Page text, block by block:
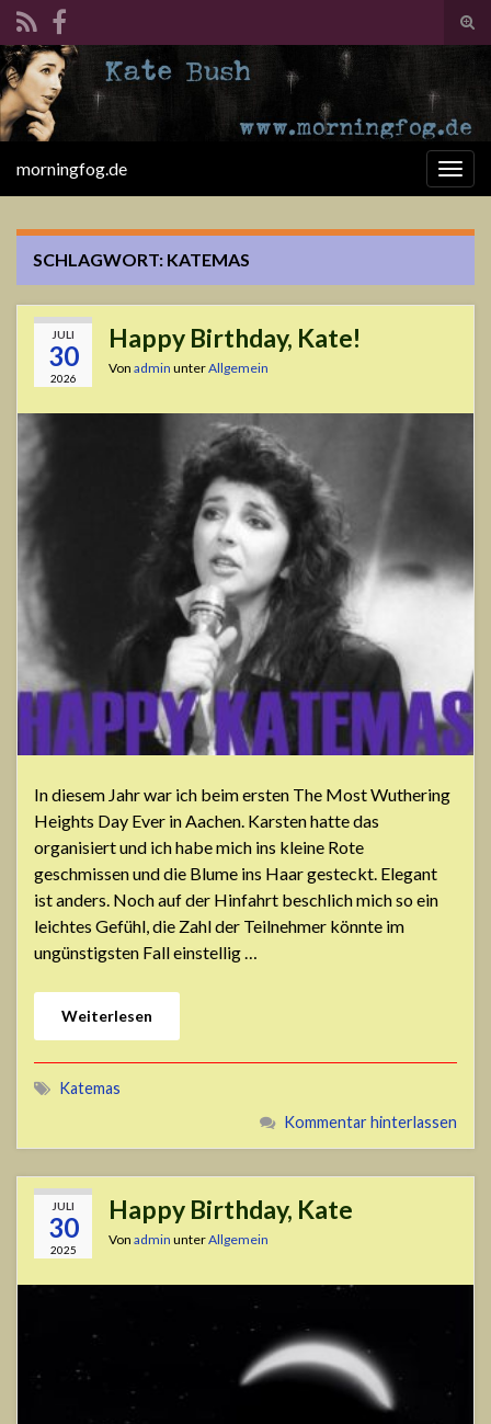
Search for:
morningfog.de
SCHLAGWORT: KATEMAS
JULI
30
2026
Happy Birthday, Kate!
Von admin unterAllgemein
In diesem Jahr war ich beim ersten The Most Wuthering
Heights Day Ever in Aachen. Karsten hatte das
organisiert und ich habe mich ins kleine Rote
geschmissen und die Blume ins Haar gesteckt. Elegant
ist anders. Noch auf der Hinfahrt beschlich mich so ein
leichtes Gefühl, die Zahl der Teilnehmer könnte im
ungünstigsten Fall einstellig …
Weiterlesen
Katemas
Kommentar hinterlassen
JULI
30
2025
Happy Birthday, Kate
Von admin unterAllgemein